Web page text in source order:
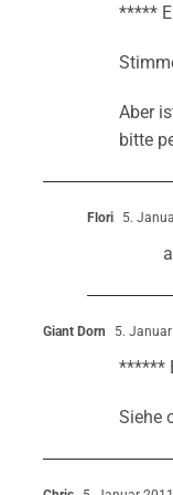
*****
Aber
bitte
Flori 5.
Giant Dorn 5.
******
Siehe